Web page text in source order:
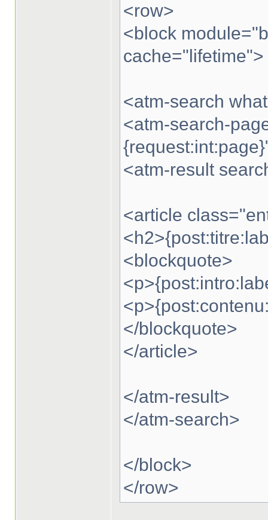
<row>
<block
cache="lifetime">
<atm-search
<atm-search-
<atm-result
<article
<blockquote>
</blockquote>
</article>
</atm-result>
</atm-search>
</block>
</row>